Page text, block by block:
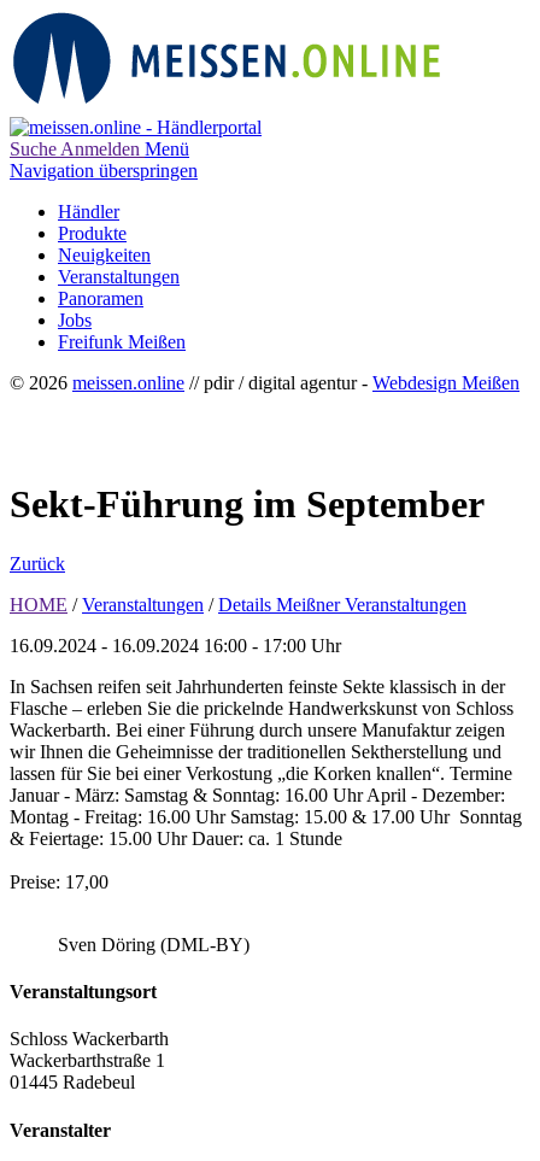
Suche Anmelden Menü
Navigation überspringen
Händler
Produkte
Neuigkeiten
Veranstaltungen
Panoramen
Jobs
Freifunk Meißen
© 2026 meissen.online // pdir / digital agentur - Webdesign Meißen
Sekt-Führung im September
Zurück
HOME / Veranstaltungen / Details Meißner Veranstaltungen
16.09.2024 - 16.09.2024 16:00 - 17:00 Uhr
In Sachsen reifen seit Jahrhunderten feinste Sekte klassisch in der
Flasche – erleben Sie die prickelnde Handwerkskunst von Schloss
Wackerbarth. Bei einer Führung durch unsere Manufaktur zeigen
wir Ihnen die Geheimnisse der traditionellen Sektherstellung und
lassen für Sie bei einer Verkostung „die Korken knallen“. Termine
Januar - März: Samstag & Sonntag: 16.00 Uhr April - Dezember:
Montag - Freitag: 16.00 Uhr Samstag: 15.00 & 17.00 Uhr Sonntag
& Feiertage: 15.00 Uhr Dauer: ca. 1 Stunde
Preise: 17,00
Sven Döring (DML-BY)
Veranstaltungsort
Schloss Wackerbarth
Wackerbarthstraße 1
01445 Radebeul
Veranstalter